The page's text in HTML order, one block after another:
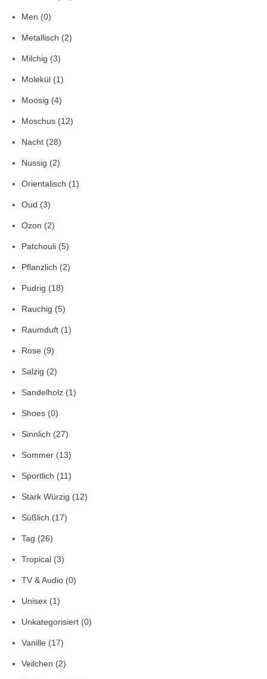
Men (0)
Metallisch (2)
Milchig (3)
Molekül (1)
Moosig (4)
Moschus (12)
Nacht (28)
Nussig (2)
Orientalisch (1)
Oud (3)
Ozon (2)
Patchouli (5)
Pflanzlich (2)
Pudrig (18)
Rauchig (5)
Raumduft (1)
Rose (9)
Salzig (2)
Sandelholz (1)
Shoes (0)
Sinnlich (27)
Sommer (13)
Sportlich (11)
Stark Würzig (12)
Süßlich (17)
Tag (26)
Tropical (3)
TV & Audio (0)
Unisex (1)
Unkategorisiert (0)
Vanille (17)
Veilchen (2)